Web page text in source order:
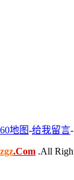
地图-给我留言-
.Com .All